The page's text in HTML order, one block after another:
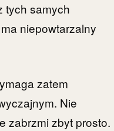
tych samych
niepowtarzalny
zatem
Nie
zabrzmi zbyt prosto.